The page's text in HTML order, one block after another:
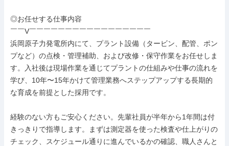
◎お任せする仕事内容
￣￣V￣￣￣￣￣￣￣￣￣￣￣￣￣￣￣￣￣
浜岡原子力発電所内にて、プラント設備（タービン、配管、ポン
プなど）の点検・管理補助、および改修・保守作業をお任せしま
す。入社後は現場作業を通じてプラントの仕組みや仕事の流れを
学び、10年〜15年かけて管理業務へステップアップする長期的
な育成を前提とした採用です。
経験のない方もご安心ください。先輩社員が半年から1年間は付
きっきりで指導します。まずは測定器を使った検査や仕上がりの
チェック、スケジュール通りに進んでいるかの確認、職人さんと